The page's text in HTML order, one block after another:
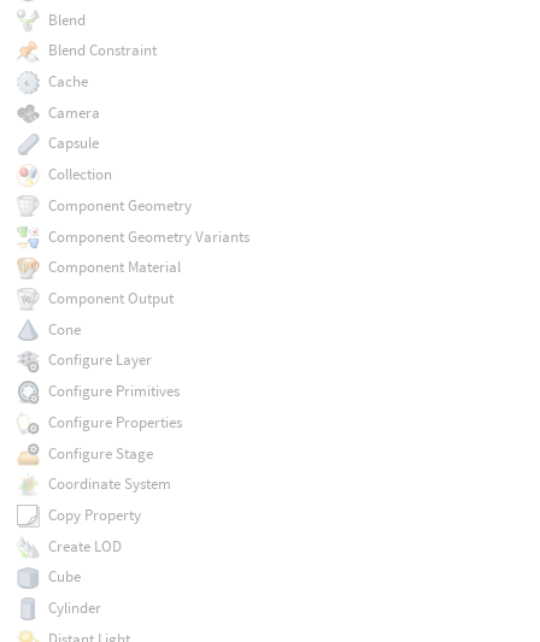
Blend
Blend Constraint
Cache
Camera
Capsule
Collection
Component Geometry
Component Geometry Variants
Component Material
Component Output
Cone
Configure Layer
Configure Primitives
Configure Properties
Configure Stage
Coordinate System
Copy Property
Create LOD
Cube
Cylinder